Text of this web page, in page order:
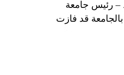
– رئيس جامعة
تطوير العملية التعليمية بالجامعة قد فازت